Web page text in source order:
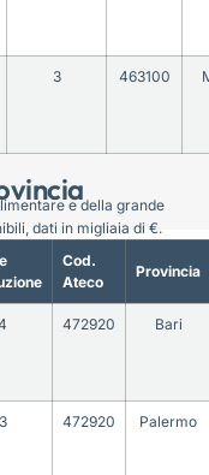
3 463100
Cod.
Ateco
Provincia
472920 Bari
3 472920 Palermo
e della grande
dati in migliaia di €.